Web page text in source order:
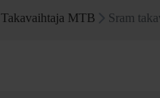
Takavaihtaja MTB Sram